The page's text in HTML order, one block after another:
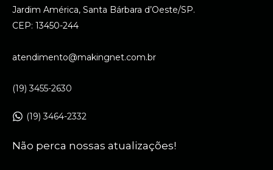
Jardim América, Santa Bárbara d’Oeste/SP.
CEP: 13450-244
atendimento@makingnet.com.br
(19) 3455-2630
(19) 3464-2332
Não perca nossas atualizações!